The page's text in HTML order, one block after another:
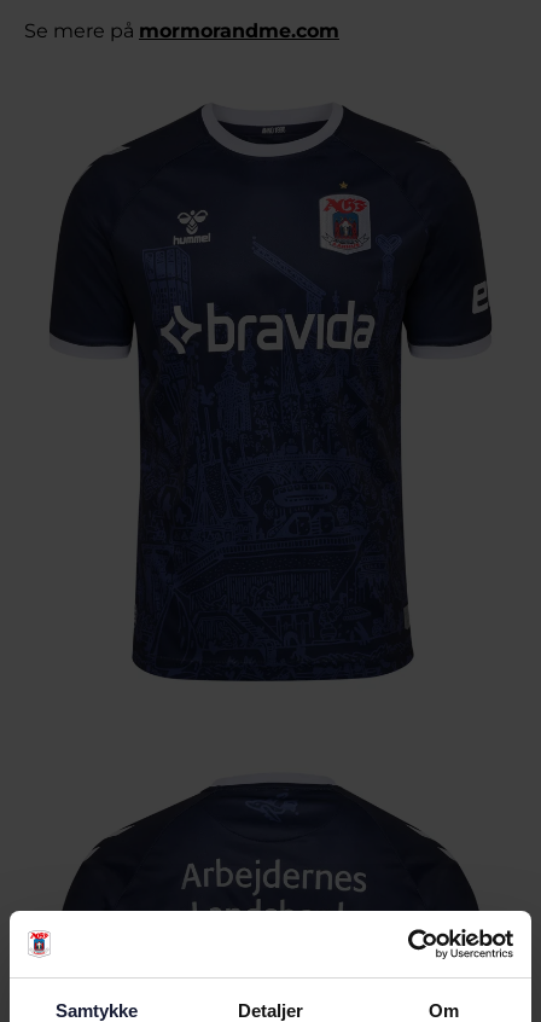
Samtykke Detaljer Om
Se mere på mormorandme.com